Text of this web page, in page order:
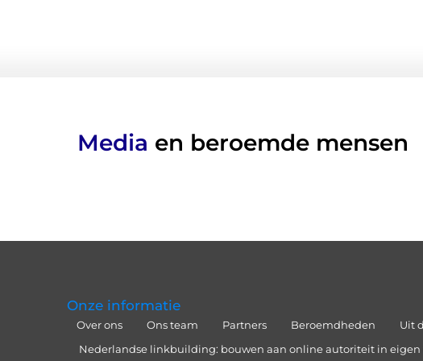
Media en beroemde mensen
Onze informatie
Over ons Ons team Partners Beroemdheden Uit
Nederlandse linkbuilding: bouwen aan online autoriteit in eigen